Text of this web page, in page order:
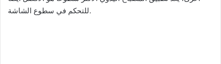
للتحكم في سطوع الشاشة.